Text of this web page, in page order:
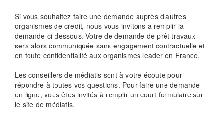
Si vous souhaitez faire une demande auprès d’autres
organismes de crédit, nous vous invitons à remplir la
demande ci-dessous. Votre de demande de prêt travaux
sera alors communiquée sans engagement contractuelle et
en toute confidentialité aux organismes leader en France.
Les conseillers de médiatis sont à votre écoute pour
répondre à toutes vos questions. Pour faire une demande
en ligne, vous êtes invités à remplir un court formulaire sur
le site de médiatis.